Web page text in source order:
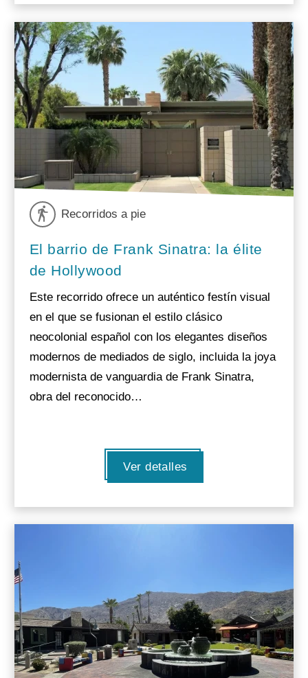
Recorridos a pie
El barrio de Frank Sinatra: la élite
de Hollywood
Este recorrido ofrece un auténtico festín visual
en el que se fusionan el estilo clásico
neocolonial español con los elegantes diseños
modernos de mediados de siglo, incluida la joya
modernista de vanguardia de Frank Sinatra,
obra del reconocido…
Ver detalles